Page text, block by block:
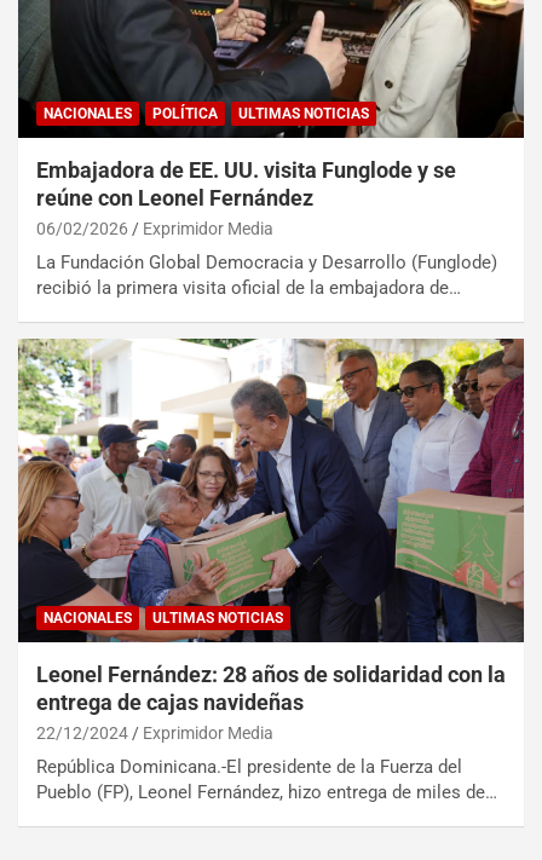
NACIONALES POLÍTICA ULTIMAS NOTICIAS
Embajadora de EE. UU. visita Funglode y se
reúne con Leonel Fernández
06/02/2026 Exprimidor Media
La Fundación Global Democracia y Desarrollo (Funglode)
recibió la primera visita oficial de la embajadora de…
NACIONALES ULTIMAS NOTICIAS
Leonel Fernández: 28 años de solidaridad con la
entrega de cajas navideñas
22/12/2024 Exprimidor Media
República Dominicana.-El presidente de la Fuerza del
Pueblo (FP), Leonel Fernández, hizo entrega de miles de…